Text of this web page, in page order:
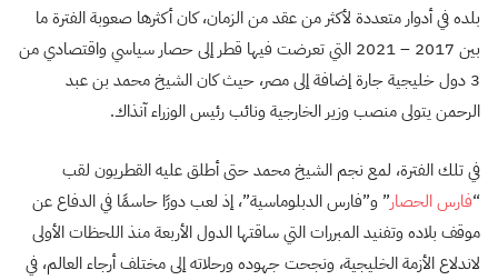
بلده في أدوار متعددة لأكثر من عقد من الزمان، كان أكثرها صعوبة الفترة ما
بين 2017 – 2021 التي تعرضت فيها قطر إلى حصار سياسي واقتصادي من
3 دول خليجية جارة إضافة إلى مصر، حيث كان الشيخ محمد بن عبد
الرحمن يتولى منصب وزير الخارجية ونائب رئيس الوزراء آنذاك.
في تلك الفترة، لمع نجم الشيخ محمد حتى أطلق عليه القطريون لقب
“فارس الحصار” و”فارس الدبلوماسية”، إذ لعب دورًا حاسمًا في الدفاع عن
موقف بلاده وتفنيد المبررات التي ساقتها الدول الأربعة منذ اللحظات الأولى
لاندلاع الأزمة الخليجية، ونجحت جهوده ورحلاته إلى مختلف أرجاء العالم، في